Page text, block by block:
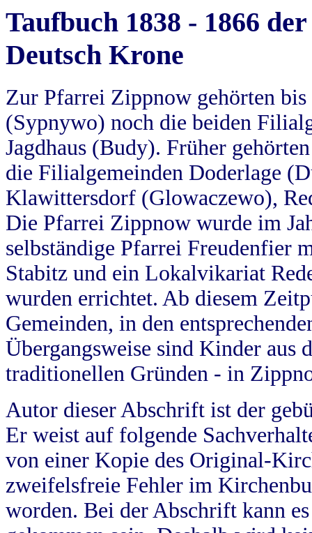
Taufbuch 1838 - 1866
Deutsch Krone
Zur Pfarrei Zippnow gehörten
(Sypnywo) noch die beiden
Jagdhaus (Budy). Früher
die Filialgemeinden Doderlage
Klawittersdorf (Glowaczewo),
Die Pfarrei Zippnow wurde im
selbständige Pfarrei Freudenfier
Stabitz und ein Lokalvikariat
wurden errichtet. Ab diesem
Gemeinden, in den
Übergangsweise sind Kinder aus
traditionellen Gründen - in
Autor dieser Abschrift ist der
Er weist auf folgende
von einer Kopie des Original-
zweifelsfreie Fehler im
worden. Bei der Abschrift kann